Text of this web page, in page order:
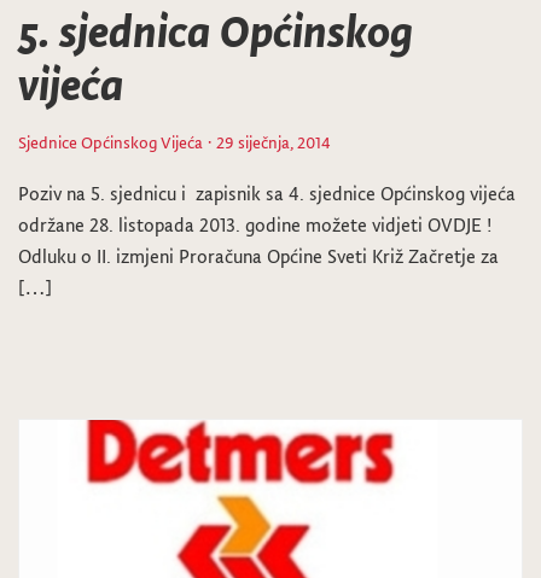
5. sjednica Općinskog
vijeća
Sjednice Općinskog Vijeća · 29 siječnja, 2014
Poziv na 5. sjednicu i zapisnik sa 4. sjednice Općinskog vijeća
održane 28. listopada 2013. godine možete vidjeti OVDJE !
Odluku o II. izmjeni Proračuna Općine Sveti Križ Začretje za
[…]